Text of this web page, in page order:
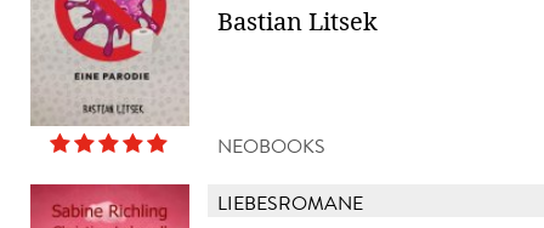
Bastian Litsek
NEOBOOKS
LIEBESROMANE